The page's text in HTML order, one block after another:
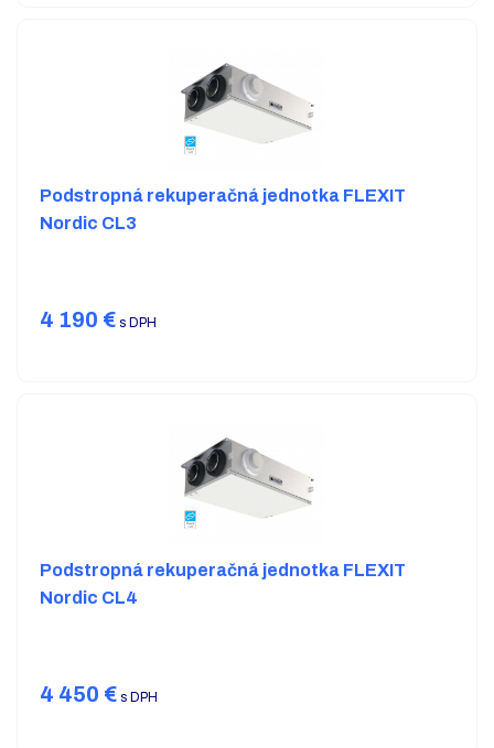
Podstropná rekuperačná jednotka FLEXIT
Nordic CL3
4 190 € s DPH
Podstropná rekuperačná jednotka FLEXIT
Nordic CL4
4 450 € s DPH